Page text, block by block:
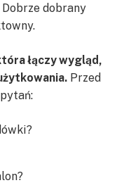
dobrany
łączy wygląd,
Przed